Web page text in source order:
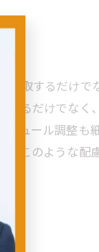
買取するだけで
するだけでなく
ュール調整も
このような配